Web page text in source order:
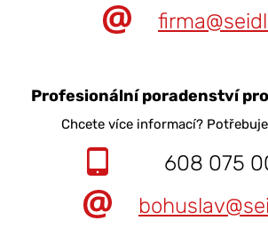
Profesionální poradenství
Chcete více informací?
608 075